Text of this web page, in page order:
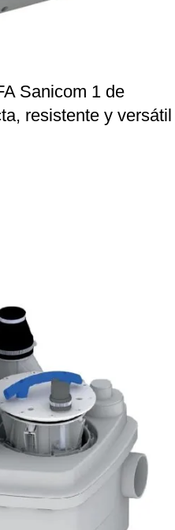
Sanicom 1 de
resistente y versátil